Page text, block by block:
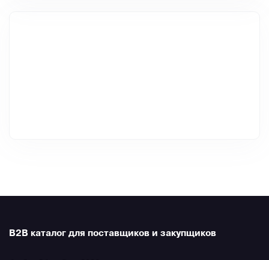
B2B каталог для поставщиков и закупщиков